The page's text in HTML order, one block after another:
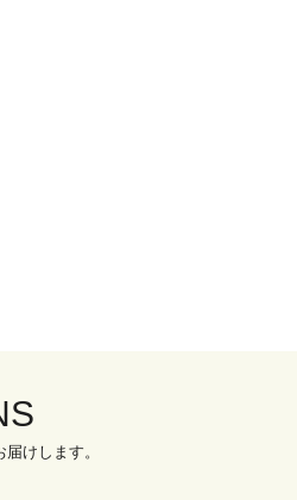
けします。